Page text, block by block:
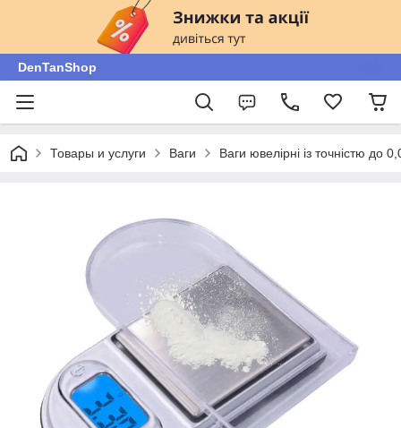
DenTanShop
Товары и услуги Ваги Ваги ювелірні із точністю до